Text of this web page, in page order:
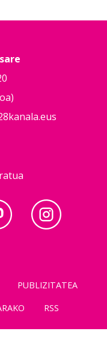
PUBLIZITATEA
RSS